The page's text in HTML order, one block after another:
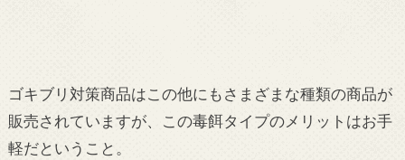
ゴキブリ対策商品はこの他にもさまざまな種類の商品が
販売されていますが、この毒餌タイプのメリットはお手
軽だということ。